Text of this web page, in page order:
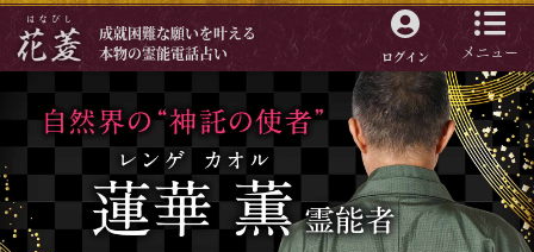
メニュー
成就困難な願いを叶える
本物の霊能電話占い
ログイン